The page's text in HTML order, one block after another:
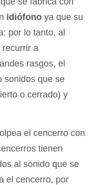
idiófono ya que su
por lo tanto, al
a
rasgos, el
sonidos que se
o cerrado) y
el cencerro con
tienen
al sonido que se
el cencerro, por